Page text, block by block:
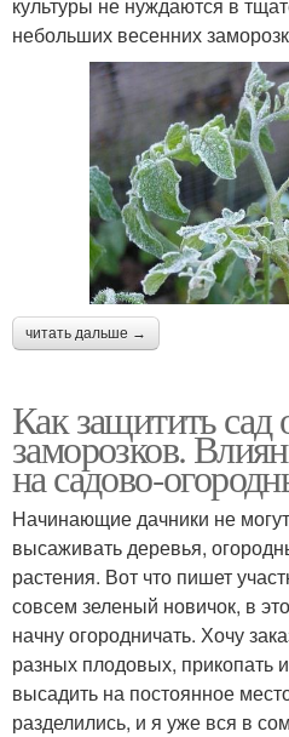
небольших весенних
читать дальше →
Как защитить сад
заморозков.
на садово-
Начинающие дачники не
высаживать деревья,
растения. Вот что пишет
совсем зеленый новичок, в
начну огородничать. Хочу
разных плодовых, прикопать
высадить на постоянное
разделились, и я уже вся в